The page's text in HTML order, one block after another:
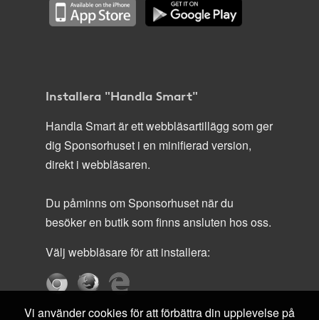
Installera "Handla Smart"
Handla Smart är ett webbläsartillägg som ger
dig Sponsorhuset i en minifierad version,
direkt i webbläsaren.
Du påminns om Sponsorhuset när du
besöker en butik som finns ansluten hos oss.
Välj webbläsare för att installera:
Vi använder cookies för att förbättra din upplevelse på